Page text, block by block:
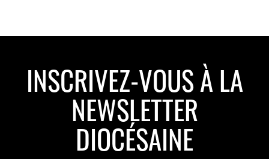
INSCRIVEZ-VOUS À LA
NEWSLETTER
DIOCÉSAINE